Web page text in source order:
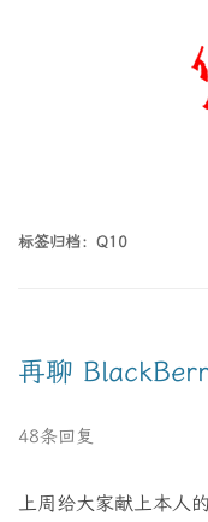
标签归档： Q10
再聊
48条回复
上周给大家献上本人的